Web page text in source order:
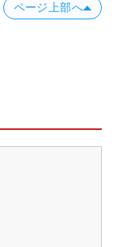
ページ上部へ